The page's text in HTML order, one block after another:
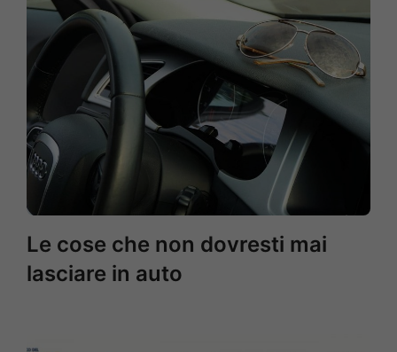
Le cose che non dovresti mai
lasciare in auto